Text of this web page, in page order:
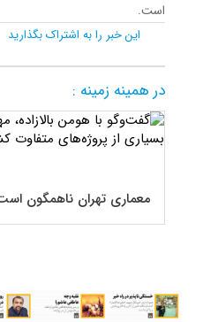
است.
این خبر را به اشتراک بگذارید
در همینه زمینه :
معماری تهران ناهمگون